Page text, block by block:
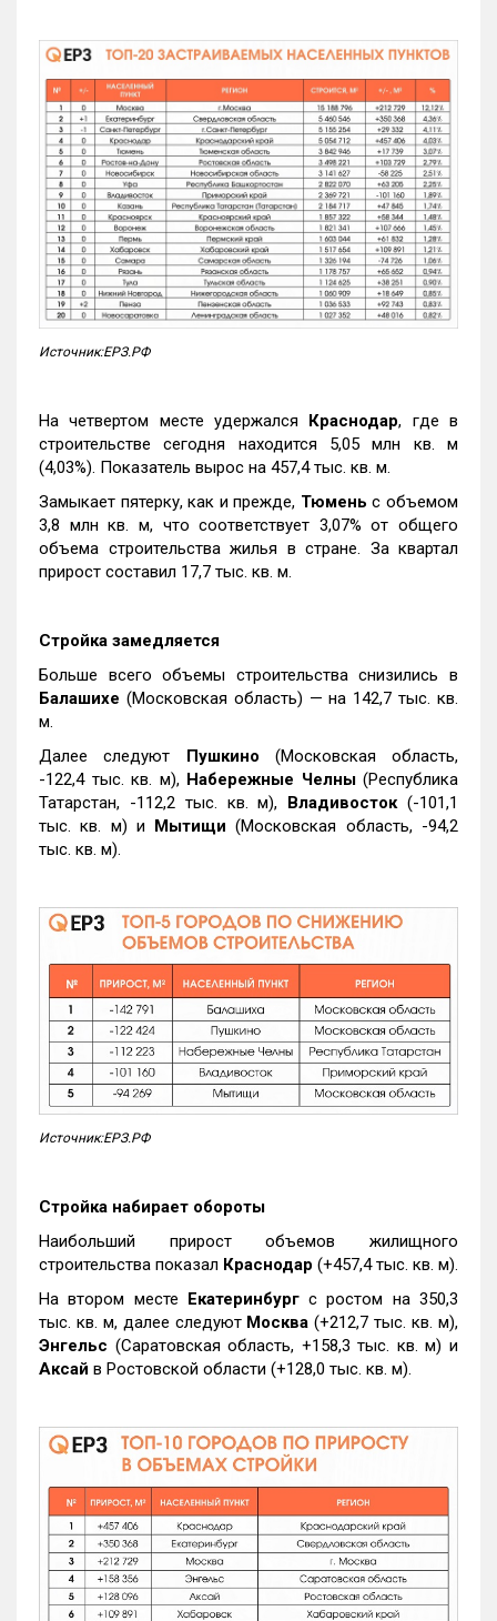
Источник:ЕРЗ.РФ
На четвертом месте удержался Краснодар, где в
строительстве сегодня находится 5,05 млн кв. м
(4,03%). Показатель вырос на 457,4 тыс. кв. м.
Замыкает пятерку, как и прежде, Тюмень с объемом
3,8 млн кв. м, что соответствует 3,07% от общего
объема строительства жилья в стране. За квартал
прирост составил 17,7 тыс. кв. м.
Стройка замедляется
Больше всего объемы строительства снизились в
Балашихе (Московская область) — на 142,7 тыс. кв.
м.
Далее следуют Пушкино (Московская область,
-122,4 тыс. кв. м), Набережные Челны(Республика
Татарстан, -112,2 тыс. кв. м), Владивосток(-101,1
тыс. кв. м) и Мытищи (Московская область, -94,2
тыс. кв. м).
Источник:ЕРЗ.РФ
Стройка набирает обороты
Наибольший прирост объемов жилищного
строительства показал Краснодар (+457,4 тыс. кв. м).
На втором месте Екатеринбургс ростом на 350,3
тыс. кв. м, далее следуют Москва (+212,7 тыс. кв. м),
Энгельс (Саратовская область, +158,3 тыс. кв. м) и
Аксай в Ростовской области (+128,0 тыс. кв. м).